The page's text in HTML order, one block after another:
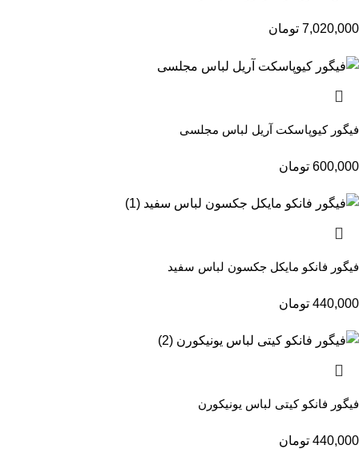
7,020,000 تومان
فیگور کیوپاسکت آریل لباس مجلسی
600,000 تومان
فیگور فانکو مایکل جکسون لباس سفید
440,000 تومان
فیگور فانکو کیتی لباس یونیکورن
440,000 تومان